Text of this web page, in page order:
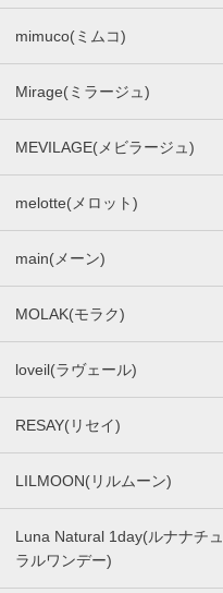
mimuco(ミムコ)
Mirage(ミラージュ)
MEVILAGE(メビラージュ)
melotte(メロット)
main(メーン)
MOLAK(モラク)
loveil(ラヴェール)
RESAY(リセイ)
LILMOON(リルムーン)
Luna Natural 1day(ルナナチュ
ラルワンデー)